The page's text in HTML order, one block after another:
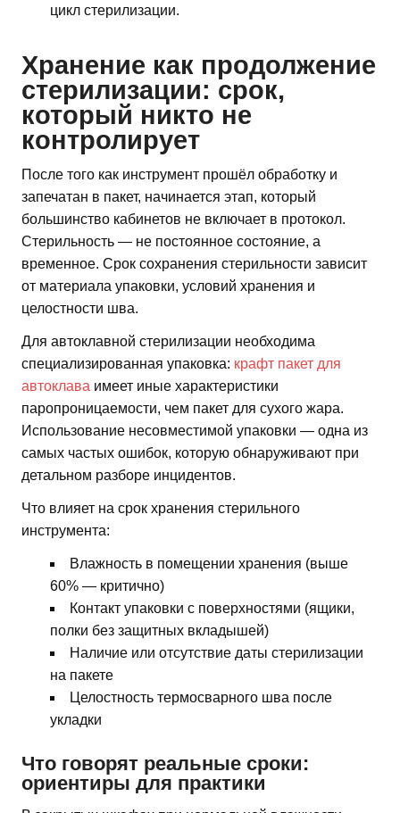
цикл стерилизации.
Хранение как продолжение
стерилизации: срок,
который никто не
контролирует
После того как инструмент прошёл обработку и
запечатан в пакет, начинается этап, который
большинство кабинетов не включает в протокол.
Стерильность — не постоянное состояние, а
временное. Срок сохранения стерильности зависит
от материала упаковки, условий хранения и
целостности шва.
Для автоклавной стерилизации необходима
специализированная упаковка: крафт пакет для
автоклава имеет иные характеристики
паропроницаемости, чем пакет для сухого жара.
Использование несовместимой упаковки — одна из
самых частых ошибок, которую обнаруживают при
детальном разборе инцидентов.
Что влияет на срок хранения стерильного
инструмента:
Влажность в помещении хранения (выше
60% — критично)
Контакт упаковки с поверхностями (ящики,
полки без защитных вкладышей)
Наличие или отсутствие даты стерилизации
на пакете
Целостность термосварного шва после
укладки
Что говорят реальные сроки:
ориентиры для практики